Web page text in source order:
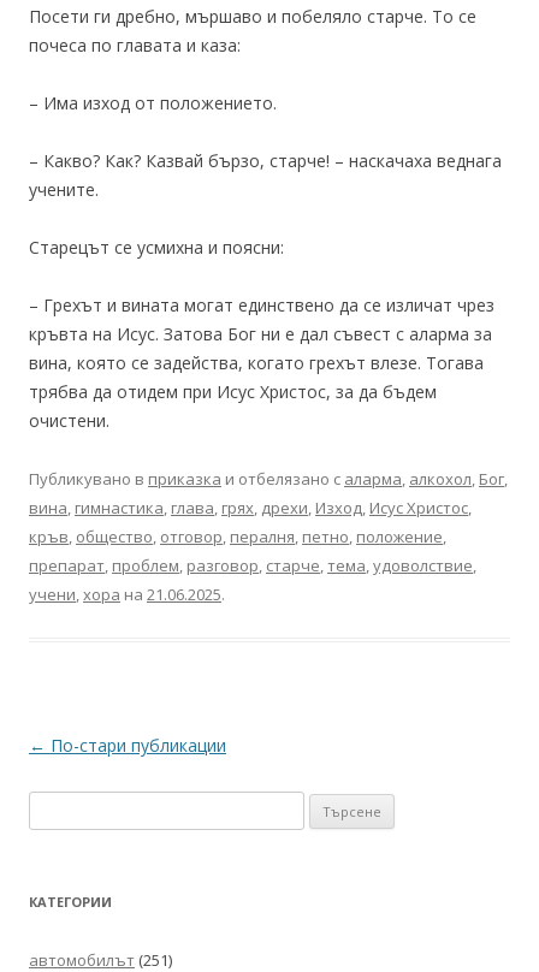
Посети ги дребно, мършаво и побеляло старче. То се
почеса по главата и каза:
– Има изход от положението.
– Какво? Как? Казвай бързо, старче! – наскачаха веднага
учените.
Старецът се усмихна и поясни:
– Грехът и вината могат единствено да се изличат чрез
кръвта на Исус. Затова Бог ни е дал съвест с аларма за
вина, която се задейства, когато грехът влезе. Тогава
трябва да отидем при Исус Христос, за да бъдем
очистени.
Публикувано в приказка и отбелязано с аларма, алкохол, Бог,
вина, гимнастика, глава, грях, дрехи, Изход, Исус Христос,
кръв, общество, отговор, пералня, петно, положение,
препарат, проблем, разговор, старче,тема,удоволствие,
учени,хора на 21.06.2025.
Навигация
← По-стари публикации
за:
КАТЕГОРИИ
автомобилът (251)